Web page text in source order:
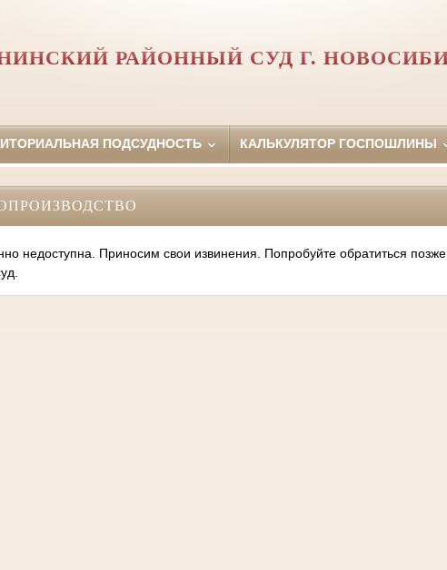
РАЙОННЫЙ СУД Г.
ПОДСУДНОСТЬ КАЛЬКУЛЯТОР ГОСПОШЛИНЫ
недоступна. Приносим свои извинения. Попробуйте обратиться позже